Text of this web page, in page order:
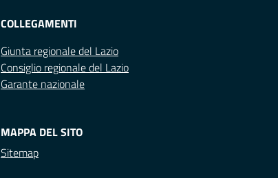
COLLEGAMENTI
Giunta regionale del Lazio
Consiglio regionale del Lazio
Garante nazionale
MAPPA DEL SITO
Sitemap